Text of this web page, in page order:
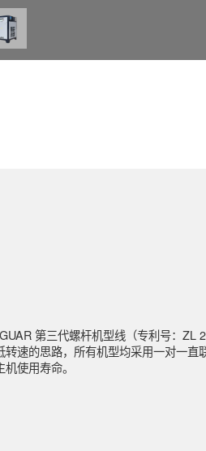
第三代螺杆机型线（专利号：ZL
转速的思路，所有机型均采用一对一直
使用寿命。